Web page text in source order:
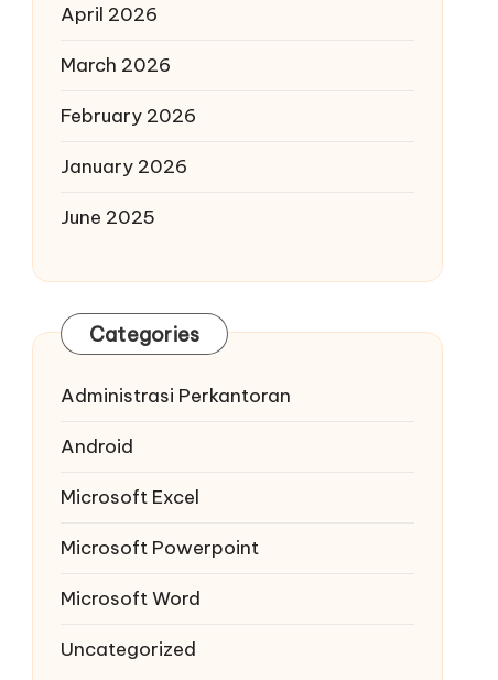
April 2026
March 2026
February 2026
January 2026
June 2025
Categories
Administrasi Perkantoran
Android
Microsoft Excel
Microsoft Powerpoint
Microsoft Word
Uncategorized